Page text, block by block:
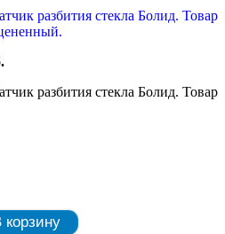
разбития стекла Болид. Товар
разбития стекла Болид. Товар
корзину